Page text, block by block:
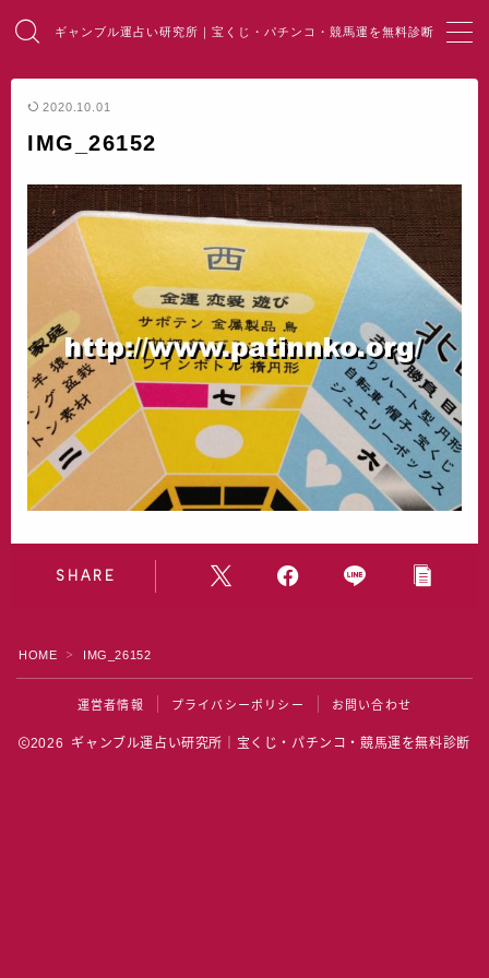
ギャンブル運占い研究所｜宝くじ・パチンコ・競馬運を無料診断
MENU
HOME
総合占い
宝くじ占い
パチンコ占い
競馬・麻雀占い
開運・風水
水晶院
2020.10.01
IMG_26152
SHARE
HOME ＞ IMG_26152
運営者情報 プライバシーポリシー お問い合わせ
2026 ギャンブル運占い研究所｜宝くじ・パチンコ・競馬運を無料診断